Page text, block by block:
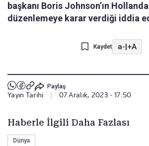
başkanı Boris Johnson’ın
düzenlemeye karar verdiği iddia
Kaydet a-|+A
Paylaş
Yayın Tarihi 07 Aralık, 2023 - 17:50
Haberle İlgili Daha Fazlası
Dünya